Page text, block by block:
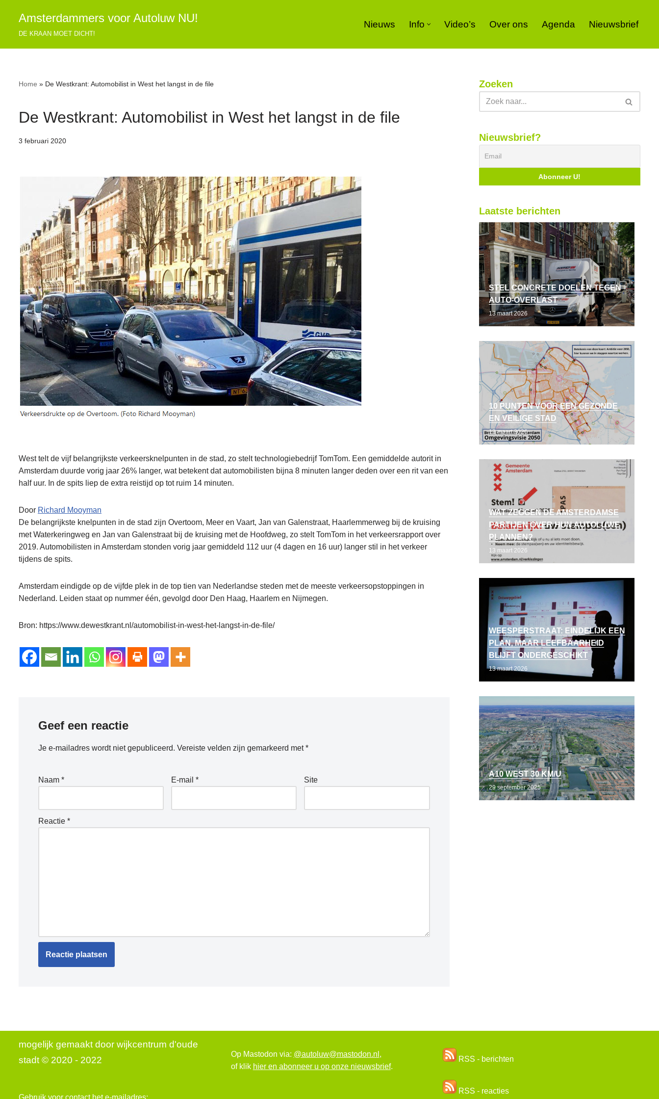
de
Amsterdammers voor Autoluw NU!
DE KRAAN MOET DICHT!
Nieuws Info Video’s Over ons Agenda Nieuwsbrief
Home » De Westkrant: Automobilist in West het langst in de file
De Westkrant: Automobilist in West het langst in de file
3 februari 2020
West telt de vijf belangrijkste verkeersknelpunten in de stad, zo stelt technologiebedrijf TomTom. Een gemiddelde autorit in
Amsterdam duurde vorig jaar 26% langer, wat betekent dat automobilisten bijna 8 minuten langer deden over een rit van een
half uur. In de spits liep de extra reistijd op tot ruim 14 minuten.
Door Richard Mooyman
De belangrijkste knelpunten in de stad zijn Overtoom, Meer en Vaart, Jan van Galenstraat, Haarlemmerweg bij de kruising
met Waterkeringweg en Jan van Galenstraat bij de kruising met de Hoofdweg, zo stelt TomTom in het verkeersrapport over
2019. Automobilisten in Amsterdam stonden vorig jaar gemiddeld 112 uur (4 dagen en 16 uur) langer stil in het verkeer
tijdens de spits.
Amsterdam eindigde op de vijfde plek in de top tien van Nederlandse steden met de meeste verkeersopstoppingen in
Nederland. Leiden staat op nummer één, gevolgd door Den Haag, Haarlem en Nijmegen.
Bron: https://www.dewestkrant.nl/automobilist-in-west-het-langst-in-de-file/
Geef een reactie
Je e-mailadres wordt niet gepubliceerd. Vereiste velden zijn gemarkeerd met*
Naam * E-mail* Site
Reactie *
Zoeken
Nieuwsbrief?
Laatste berichten
STEL CONCRETE DOELEN TEGEN
AUTO-OVERLAST
13 maart 2026
10 PUNTEN VOOR EEN GEZONDE
EN VEILIGE STAD
13 maart 2026
WAT ZEGGEN DE AMSTERDAMSE
PARTIJEN OVER HUN AUTOLUWE
PLANNEN?
13 maart 2026
WEESPERSTRAAT: EINDELIJK EEN
PLAN, MAAR LEEFBAARHEID
BLIJFT ONDERGESCHIKT
13 maart 2026
A10 WEST 30 KM/U
29 september 2025
mogelijk gemaakt door wijkcentrum d'oude
stadt © 2020 - 2022
Gebruik voor contact het e-mailadres:
Op Mastodon via: @autoluw@mastodon.nl ,
of klik hier en abonneer u op onze nieuwsbrief.
RSS - berichten
RSS - reacties